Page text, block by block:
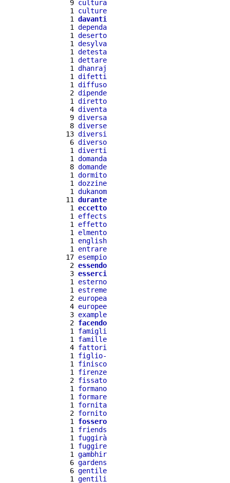
  9
cultura
  1
culture
  1
davanti
  1
dependa
  1
deserto
  1
desylva
  1
detesta
  1
dettare
  1
dhanraj
  1
difetti
  1
diffuso
  2
dipende
  1
diretto
  4
diventa
  9
diversa
  8
diverse
13 diversi
  6
diverso
  1
diverti
  1
domanda
  8
domande
  1
dormito
  1
dozzine
  1
dukanom
11 durante
  1
eccetto
  1
effects
  1
effetto
  1
elmento
  1
english
  1
entrare
17 esempio
  2
essendo
  3
esserci
  1
esterno
  1
estreme
  2
europea
  4
europee
  3
example
  2
facendo
  1
famigli
  1
famille
  4
fattori
  1
figlio-
  1
finisco
  1
firenze
  2
fissato
  1
formano
  1
formare
  1
fornita
  2
fornito
  1
fossero
  1
friends
  1
fuggirà
  1
fuggire
  1
gambhir
  6
gardens
  6
gentile
  1
gentili